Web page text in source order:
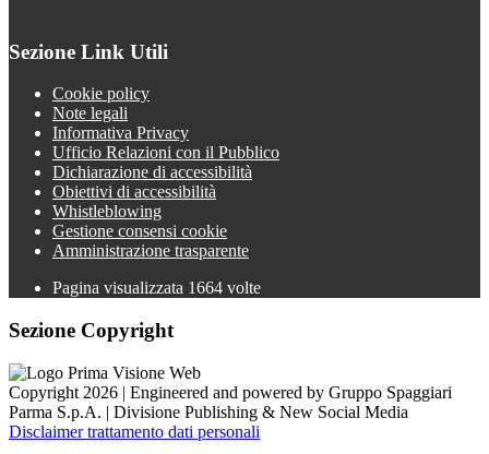
Sezione Link Utili
Cookie policy
Note legali
Informativa Privacy
Ufficio Relazioni con il Pubblico
Dichiarazione di accessibilità
Obiettivi di accessibilità
Whistleblowing
Gestione consensi cookie
Amministrazione trasparente
Pagina visualizzata 1664 volte
Sezione Copyright
Copyright 2026 | Engineered and powered by Gruppo Spaggiari
Parma S.p.A. | Divisione Publishing & New Social Media
Disclaimer trattamento dati personali